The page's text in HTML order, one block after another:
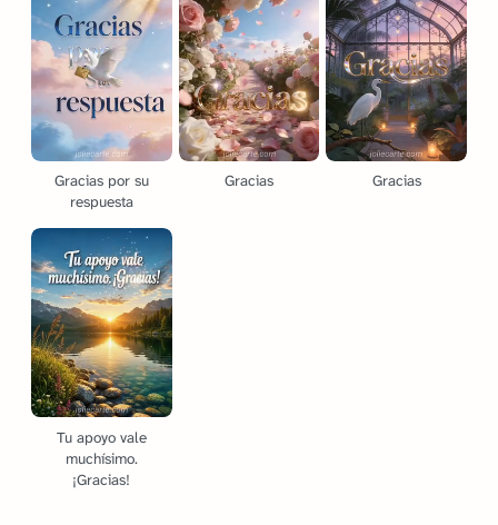
Gracias por su
respuesta
Gracias Gracias
Tu apoyo vale
muchísimo.
¡Gracias!